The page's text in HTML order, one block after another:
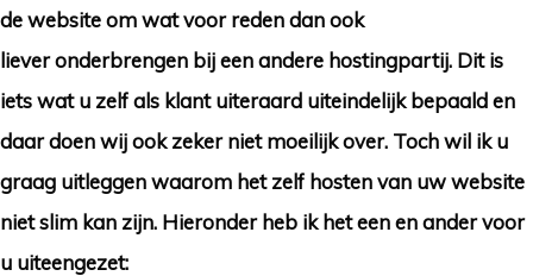
de website om wat voor reden dan ook
liever onderbrengen bij een andere hostingpartij. Dit is
iets wat u zelf als klant uiteraard uiteindelijk bepaald en
daar doen wij ook zeker niet moeilijk over. Toch wil ik u
graag uitleggen waarom het zelf hosten van uw website
niet slim kan zijn. Hieronder heb ik het een en ander voor
u uiteengezet: